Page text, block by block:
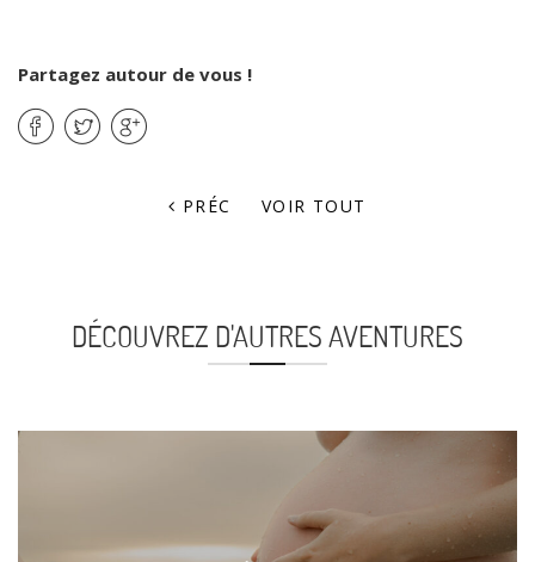
Partagez autour de vous !
PRÉC VOIR TOUT
DÉCOUVREZ D'AUTRES AVENTURES